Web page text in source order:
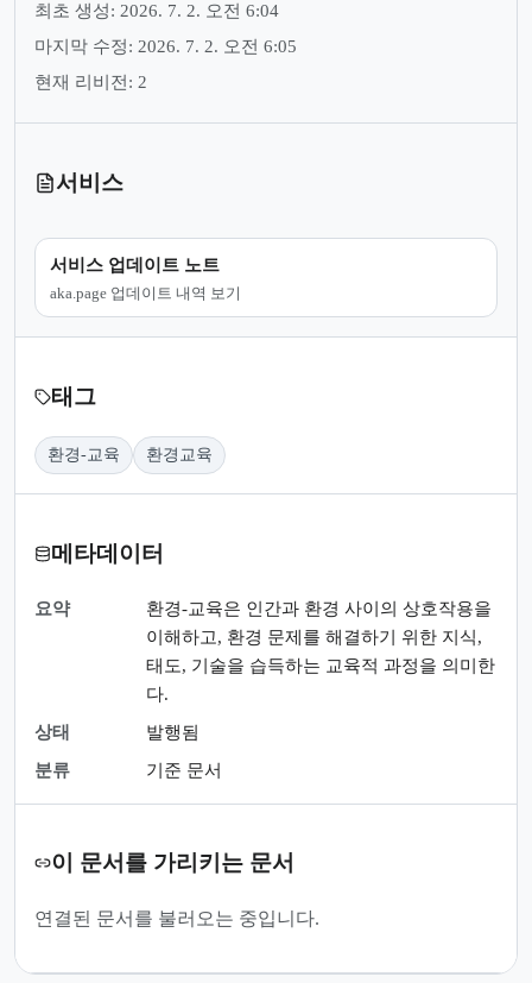
최초 생성: 2026. 7. 2. 오전 6:04
마지막 수정: 2026. 7. 2. 오전 6:05
현재 리비전: 2
서비스
서비스 업데이트 노트
aka.page 업데이트 내역 보기
태그
환경-교육 환경교육
메타데이터
요약
환경-교육은 인간과 환경 사이의 상호작용을
이해하고, 환경 문제를 해결하기 위한 지식,
태도, 기술을 습득하는 교육적 과정을 의미한
다.
상태
발행됨
분류
기준 문서
이 문서를 가리키는 문서
연결된 문서를 불러오는 중입니다.